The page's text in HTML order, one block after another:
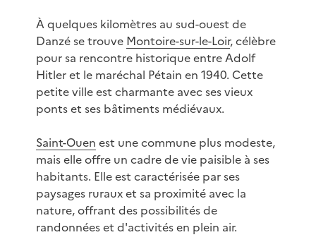
À quelques kilomètres au sud-ouest de
Danzé se trouve Montoire-sur-le-Loir, célèbre
pour sa rencontre historique entre Adolf
Hitler et le maréchal Pétain en 1940. Cette
petite ville est charmante avec ses vieux
ponts et ses bâtiments médiévaux.
Saint-Ouen est une commune plus modeste,
mais elle offre un cadre de vie paisible à ses
habitants. Elle est caractérisée par ses
paysages ruraux et sa proximité avec la
nature, offrant des possibilités de
randonnées et d'activités en plein air.